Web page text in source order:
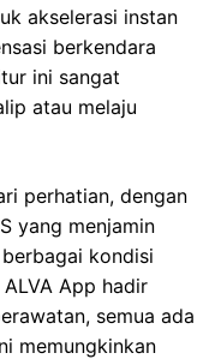
akselerasi instan
berkendara
ini sangat
atau melaju
perhatian, dengan
yang menjamin
kondisi
App hadir
semua ada
memungkinkan